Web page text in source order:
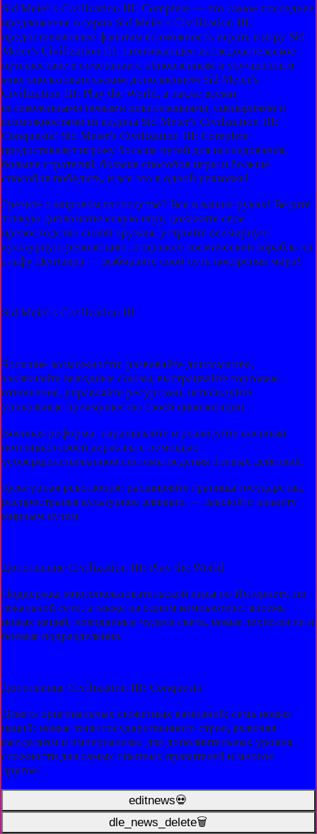
Sid Meier's Civilization III: Complete — это самое последнее
предложение в серии Sid Meier's Civilization III,
предоставляющее фанатам возможность играть в игру Sid
Meier's Civilization III, затягивающее исследовательское
путешествие в сочетании с обновленным и улучшенным
многопользовательским дополнением Sid Meier's
Civilization III: Play the World, а также всеми
великолепными новыми цивилизациями, сценариями и
возможностями из аддона Sid Meier's Civilization III:
Conquests! Sid Meier's Civilization III: Complete
предоставляет игроку больше путей для исследования,
больше стратегий, больше способов игры и больше
способов победить, и все это в одной упаковке!
Грезите о мировом господстве? Все в ваших руках! Ведите
тонкую дипломатическую игру, докажите свое
превосходство силой оружия, устройте всемирную
культурную революцию, отправьте космический корабль на
альфу Центавра — выбирайте свой путь покорения мира!
Sid Meier's Civilization III
Большие возможности: развивайте дипломатию,
заключайте выгодные союзы, выстраивайте торговые
отношения, управляйте ресурсами, используйте
уникальные преимущества своей цивилизации.
Военная реформа: наращивайте и реализуйте военный
потенциал своей державы с помощью
усовершенствованной системы ведения боевых действий.
Культурная революция: расширяйте границы государства,
распространяя культурное влияние, — завоюйте планету
мирным путем.
Дополнение Civilization III: Play the World
Поддержка многопользовательской игры по Интернету, по
локальной сети, а также на одном компьютере; восемь
новых наций; невиданные чудеса света, новые технологии и
боевые подразделения.
Дополнение Civilization III: Conquests
Девять оригинальных сюжетных кампаний; семь новых
наций; новые типы государственного строя, включая
феодализм и империализм; два дополнительных уровня
сложности для самых опытных правителей и многое
другое.
editnews💀
dle_news_delete🗑️